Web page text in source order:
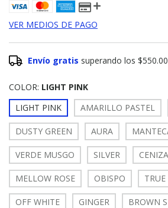
VER MEDIOS DE PAGO
Envío gratis superando los
COLOR: LIGHT PINK
LIGHT PINK
AMARILLO PASTEL
DUSTY GREEN AURA
VERDE MUSGO SILVER CENIZA
MELLOW ROSE OBISPO
OFF WHITE GINGER BROWN